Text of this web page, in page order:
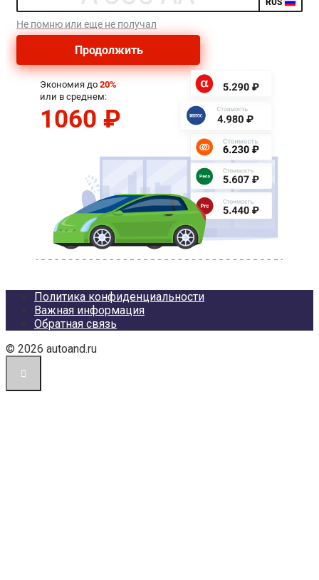
Политика конфиденциальности
Важная информация
Обратная связь
© 2026 autoand.ru